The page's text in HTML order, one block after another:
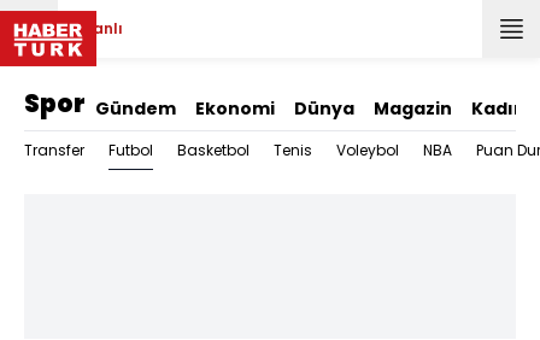
Canlı
Spor Gündem Ekonomi Dünya Magazin Kadın
Transfer Futbol Basketbol Tenis Voleybol NBA Puan